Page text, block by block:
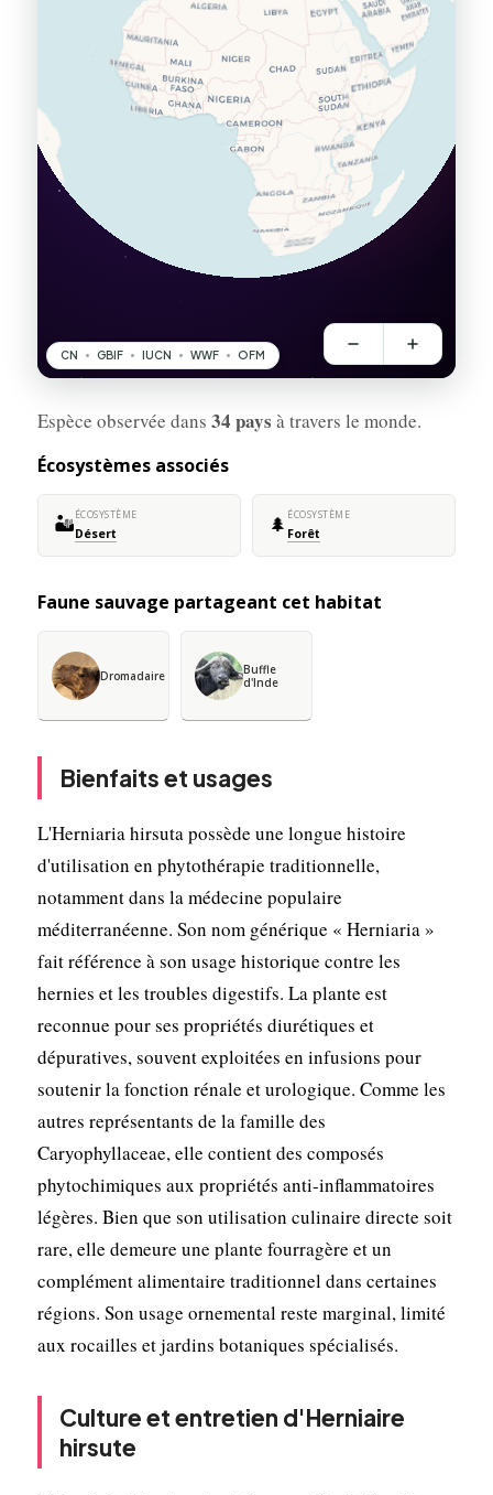
Espèce observée dans 34 pays à travers le monde.
Écosystèmes associés
🏜️ÉCOSYSTÈME
Désert 🌲 ÉCOSYSTÈME
Forêt
Faune sauvage partageant cet habitat
Dromadaire
Buffle
d'Inde
Bienfaits et usages
L'Herniaria hirsuta possède une longue histoire
d'utilisation en phytothérapie traditionnelle,
notamment dans la médecine populaire
méditerranéenne. Son nom générique « Herniaria »
fait référence à son usage historique contre les
hernies et les troubles digestifs. La plante est
reconnue pour ses propriétés diurétiques et
dépuratives, souvent exploitées en infusions pour
soutenir la fonction rénale et urologique. Comme les
autres représentants de la famille des
Caryophyllaceae, elle contient des composés
phytochimiques aux propriétés anti-inflammatoires
légères. Bien que son utilisation culinaire directe soit
rare, elle demeure une plante fourragère et un
complément alimentaire traditionnel dans certaines
régions. Son usage ornemental reste marginal, limité
aux rocailles et jardins botaniques spécialisés.
Culture et entretien d'Herniaire
hirsute